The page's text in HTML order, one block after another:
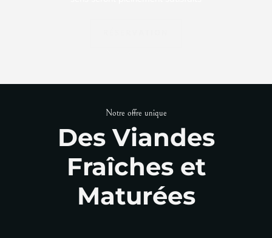
Notre offre unique
Des Viandes
Fraîches et
Maturées